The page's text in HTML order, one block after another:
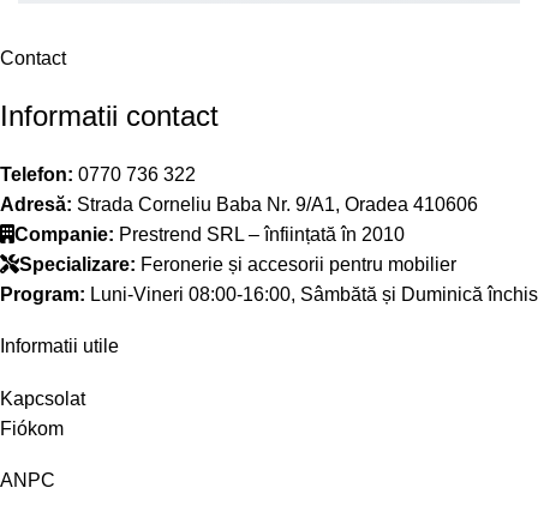
Contact
Informatii contact
Telefon: 0770 736 322
Adresă: Strada Corneliu Baba Nr. 9/A1, Oradea 410606
Companie: Prestrend SRL – înființată în 2010
Specializare: Feronerie și accesorii pentru mobilier
Program: Luni-Vineri 08:00-16:00, Sâmbătă și Duminică închis
Informatii utile
Kapcsolat
Fiókom
ANPC